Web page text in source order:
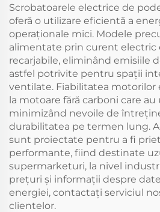
Scrobatoarele electrice de
oferă o utilizare eficientă a
operaționale mici. Modele
alimentate prin curent electric
recarjabile, eliminând emisiile
astfel potrivite pentru spații
ventilate. Fiabilitatea motorilor
la motoare fără carboni care
minimizând nevoile de
durabilitatea pe termen lung.
sunt proiectate pentru a fi
performante, fiind destinate
supermarketuri, la nivel
prețuri și informații despre
energiei, contactați serviciul
clientelor.